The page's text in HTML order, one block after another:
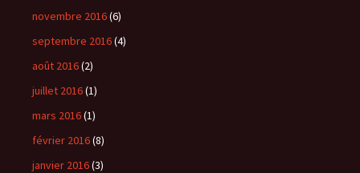
novembre 2016(6)
septembre 2016(4)
août 2016(2)
juillet 2016(1)
mars 2016(1)
février 2016(8)
janvier 2016(3)